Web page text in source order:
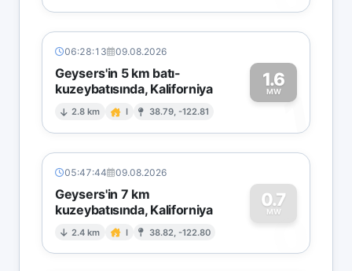
06:28:13 09.08.2026
Geysers'in 5 km batı-
kuzeybatısında, Kaliforniya
2.8 km I 38.79, -122.81
1.6
MW1
05:47:44 09.08.2026
Geysers'in 7 km
kuzeybatısında, Kaliforniya
2.4 km I 38.82, -122.80
0.7
MW
0